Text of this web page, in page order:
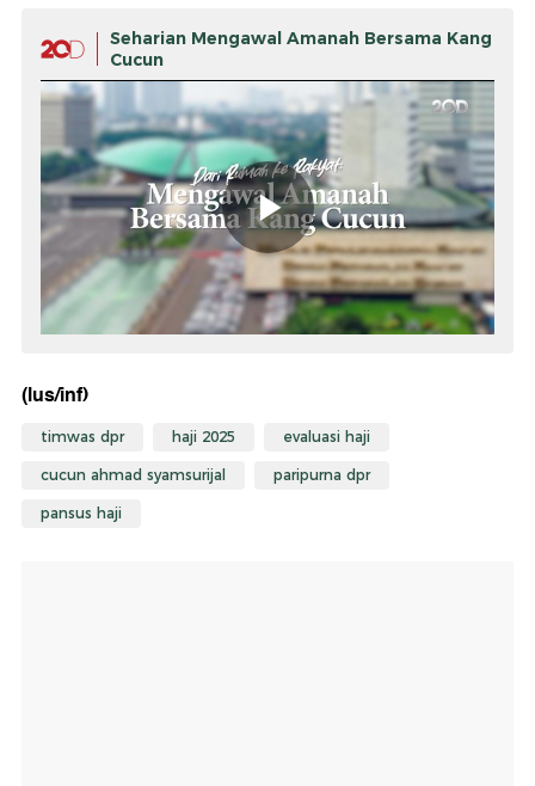
Seharian Mengawal Amanah Bersama Kang
Cucun
(lus/inf)
timwas dpr haji 2025 evaluasi haji
cucun ahmad syamsurijal paripurna dpr
pansus haji